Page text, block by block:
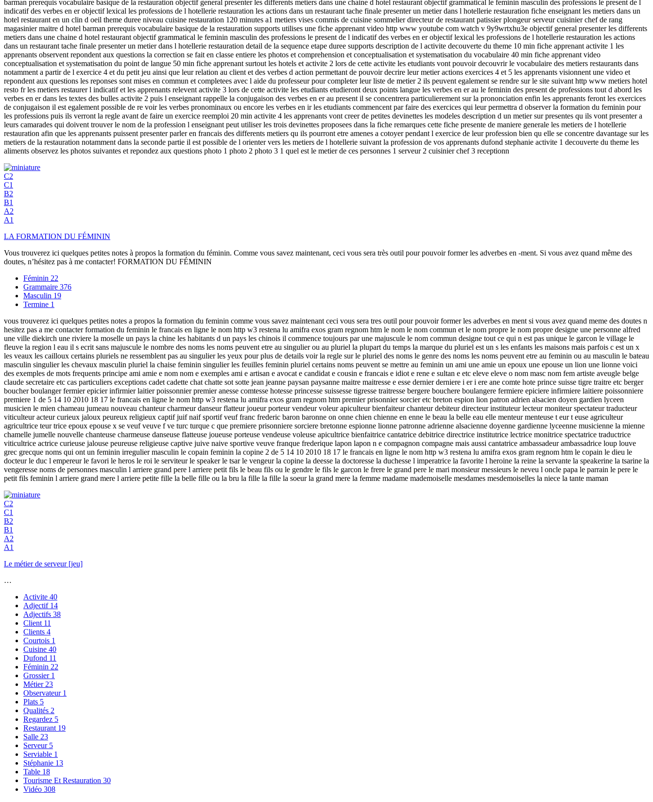
barman prerequis vocabulaire basique de la restauration objectif general presenter les differents metiers dans une chaine d hotel restaurant objectif grammatical le feminin masculin des professions le present de l
indicatif des verbes en er objectif lexical les professions de l hotellerie restauration les actions dans un restaurant tache finale presenter un metier dans l hotellerie restauration fiche enseignant les metiers dans un
hotel restaurant en un clin d oeil theme duree niveau cuisine restauration 120 minutes a1 metiers vises commis de cuisine sommelier directeur de restaurant patissier plongeur serveur cuisinier chef de rang
magasinier maitre d hotel barman prerequis vocabulaire basique de la restauration supports utilises une fiche apprenant video http www youtube com watch v 9y9wrtxhu3e objectif general presenter les differents
metiers dans une chaine d hotel restaurant objectif grammatical le feminin masculin des professions le present de l indicatif des verbes en er objectif lexical les professions de l hotellerie restauration les actions
dans un restaurant tache finale presenter un metier dans l hotellerie restauration detail de la sequence etape duree supports description de l activite decouverte du theme 10 min fiche apprenant activite 1 les
apprenants observent repondent aux questions la correction se fait en classe entiere les photos et comprehension et conceptualisation et systematisation du vocabulaire 40 min fiche apprenant video
conceptualisation et systematisation du point de langue 50 min fiche apprenant surtout les hotels et activite 2 lors de cette activite les etudiants vont pouvoir decouvrir le vocabulaire des metiers restaurants dans
notamment a partir de l exercice 4 et du petit jeu ainsi que leur relation au client et des verbes d action permettant de pouvoir decrire leur metier actions exercices 4 et 5 les apprenants visionnent une video et
repondent aux questions les reponses sont mises en commun et completees avec l aide du professeur pour completer leur liste de metier 2 ils peuvent egalement se rendre sur le site suivant http www metiers hotel
resto fr les metiers restaurer l indicatif et les apprenants relevent activite 3 lors de cette activite les etudiants etudieront deux points langue les verbes en er au le feminin des present de professions tout d abord les
verbes en er dans les textes des bulles activite 2 puis l enseignant rappelle la conjugaison des verbes en er au present il se concentrera particulierement sur la prononciation enfin les apprenants feront les exercices
de conjugaison il est egalement possible de re voir les verbes pronominaux ou encore les verbes en ir les etudiants commencent par faire des exercices qui leur permettra d observer la formation du feminin pour
les professions puis ils verront la regle avant de faire un exercice reemploi 20 min activite 4 les apprenants vont creer de petites devinettes les modeles description d un metier sur presentes qu ils vont presenter a
leurs camarades qui doivent trouver le nom de la profession l enseignant peut utiliser les trois devinettes proposees dans la fiche remarques cette fiche presente de maniere generale les metiers de l hotellerie
restauration afin que les apprenants puissent presenter parler en francais des differents metiers qu ils pourront etre amenes a cotoyer pendant l exercice de leur profession bien qu elle se concentre davantage sur les
metiers de la restauration notamment dans la seconde partie il est possible de l orienter vers les metiers de l hotellerie suivant la profession de vos apprenants dufond stephanie activite 1 decouverte du theme les
aliments observez les photos suivantes et repondez aux questions photo 1 photo 2 photo 3 1 quel est le metier de ces personnes 1 serveur 2 cuisinier chef 3 receptionn
C2
C1
B2
B1
A2
A1
LA FORMATION DU FÉMININ
Vous trouverez ici quelques petites notes à propos la formation du féminin. Comme vous savez maintenant, ceci vous sera très outil pour pouvoir former les adverbes en -ment. Si vous avez quand même des
doutes, n’hésitez pas à me contacter! FORMATION DU FÉMININ
Féminin 22
Grammaire 376
Masculin 19
Termine 1
vous trouverez ici quelques petites notes a propos la formation du feminin comme vous savez maintenant ceci vous sera tres outil pour pouvoir former les adverbes en ment si vous avez quand meme des doutes n
hesitez pas a me contacter formation du feminin le francais en ligne le nom http w3 restena lu amifra exos gram regnom htm le nom le nom commun et le nom propre le nom propre designe une personne alfred
une ville diekirch une riviere la moselle un pays la chine les habitants d un pays les chinois il commence toujours par une majuscule le nom commun designe tout ce qui n est pas unique le garcon le village le
fleuve la region l eau il s ecrit sans majuscule le nombre des noms les noms peuvent etre au singulier ou au pluriel la plupart du temps la marque du pluriel est un s les enfants les maisons mais parfois c est un x
les veaux les cailloux certains pluriels ne ressemblent pas au singulier les yeux pour plus de details voir la regle sur le pluriel des noms le genre des noms les noms peuvent etre au feminin ou au masculin le bateau
masculin singulier les chevaux masculin pluriel la chaise feminin singulier les feuilles feminin pluriel certains noms peuvent se mettre au feminin un ami une amie un epoux une epouse un lion une lionne voici
des exemples de mots frequents principe ami amie e nom nom e exemples ami e artisan e avocat e candidat e cousin e francais e idiot e rene e sultan e etc eleve eleve o nom masc nom fem artiste aveugle belge
claude secretaire etc cas particuliers exceptions cadet cadette chat chatte sot sotte jean jeanne paysan paysanne maitre maitresse e esse dernier derniere i er i ere ane comte hote prince suisse tigre traitre etc berger
boucher boulanger fermier epicier infirmier laitier poissonnier premier anesse comtesse hotesse princesse suissesse tigresse traitresse bergere bouchere boulangere fermiere epiciere infirmiere laitiere poissonniere
premiere 1 de 5 14 10 2010 18 17 le francais en ligne le nom http w3 restena lu amifra exos gram regnom htm premier prisonnier sorcier etc breton espion lion patron adrien alsacien doyen gardien lyceen
musicien le mien chameau jumeau nouveau chanteur charmeur danseur flatteur joueur porteur vendeur voleur apiculteur bienfaiteur chanteur debiteur directeur instituteur lecteur moniteur spectateur traducteur
viticulteur acteur curieux jaloux peureux religieux captif juif naif sportif veuf franc frederic baron baronne on onne chien chienne en enne le beau la belle eau elle menteur menteuse t eur t euse agriculteur
agricultrice teur trice epoux epouse x se veuf veuve f ve turc turque c que premiere prisonniere sorciere bretonne espionne lionne patronne adrienne alsacienne doyenne gardienne lyceenne musicienne la mienne
chamelle jumelle nouvelle chanteuse charmeuse danseuse flatteuse joueuse porteuse vendeuse voleuse apicultrice bienfaitrice cantatrice debitrice directrice institutrice lectrice monitrice spectatrice traductrice
viticultrice actrice curieuse jalouse peureuse religieuse captive juive naive sportive veuve franque frederique lapon lapon n e compagnon compagne mais aussi cantatrice ambassadeur ambassadrice loup louve
grec grecque noms qui ont un feminin irregulier masculin le copain feminin la copine 2 de 5 14 10 2010 18 17 le francais en ligne le nom http w3 restena lu amifra exos gram regnom htm le copain le dieu le
docteur le duc l empereur le favori le heros le roi le serviteur le speaker le tsar le vengeur la copine la deesse la doctoresse la duchesse l imperatrice la favorite l heroine la reine la servante la speakerine la tsarine la
vengeresse noms de personnes masculin l arriere grand pere l arriere petit fils le beau fils ou le gendre le fils le garcon le frere le grand pere le mari monsieur messieurs le neveu l oncle papa le parrain le pere le
petit fils feminin l arriere grand mere l arriere petite fille la belle fille ou la bru la fille la fille la soeur la grand mere la femme madame mademoiselle mesdames mesdemoiselles la niece la tante maman
C2
C1
B2
B1
A2
A1
Le métier de serveur [jeu]
…
Activite 40
Adjectif 14
Adjectifs 38
Client 11
Clients 4
Courtois 1
Cuisine 40
Dufond 11
Féminin 22
Grossier 1
Métier 23
Observateur 1
Plats 5
Qualités 2
Regardez 5
Restaurant 19
Salle 23
Serveur 5
Serviable 1
Stéphanie 13
Table 18
Tourisme Et Restauration 30
Vidéo 308